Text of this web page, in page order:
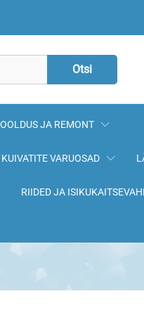
Otsi
JA REMONT
KUIVATITE VARUOSAD
RIIDED JA